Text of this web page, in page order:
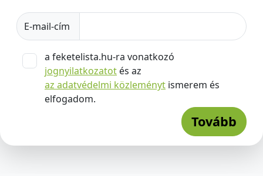
E-mail-cím
a feketelista.hu-ra vonatkozó
jognyilatkozatot és az
az adatvédelmi közleményt ismerem és
elfogadom.
Tovább